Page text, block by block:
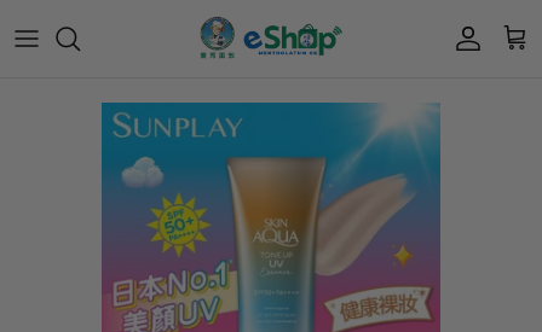
所有產品
面部護理
眼睛護理
所有產品
護膚用品
個人護理用品
護眼產品
Mentholatum
樂敦 Rohto
肌研 Hada
Acnes 優惠券
Oxy 優惠券
肌研極潤保濕冰感霜優惠券
肌研極潤保濕化妝水現金券
會員獎賞計劃
最新限定🔥
肌研 Hada Labo 優惠
網店獨家套裝🌟